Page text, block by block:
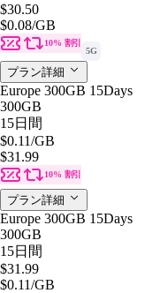
$30.50
$0.08/GB
10% 割引
5G
プラン詳細
Europe 300GB 15Days
300GB
15日間
$0.11/GB
$31.99
10% 割引
プラン詳細
Europe 300GB 15Days
300GB
15日間
$31.99
$0.11/GB